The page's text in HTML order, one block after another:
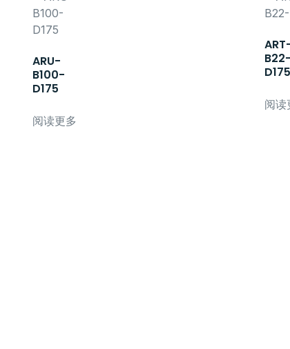
ARU-
B100-
D175
阅读更多
B22-
D175
阅读